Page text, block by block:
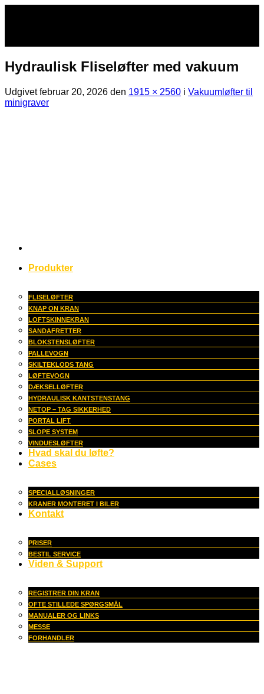
Produkter
FLISELØFTER
KNAP ON KRAN
LOFTSKINNEKRAN
SANDAFRETTER
BLOKSTENSLØFTER
PALLEVOGN
SKILTEKLODS TANG
LØFTEVOGN
DÆKSELLØFTER
HYDRAULISK KANTSTENSTANG
NETOP – TAG SIKKERHED
PORTAL LIFT
SLOPE SYSTEM
VINDUESLØFTER
Hvad skal du løfte?
Cases
SPECIALLØSNINGER
KRANER MONTERET I BILER
Kontakt
PRISER
BESTIL SERVICE
Viden & Support
REGISTRER DIN KRAN
OFTE STILLEDE SPØRGSMÅL
MANUALER OG LINKS
MESSE
FORHANDLER
Hydraulisk Fliseløfter med vakuum
Udgivetfebruar 20, 2026 den 1915 × 2560 i Vakuumløfter til
minigraver